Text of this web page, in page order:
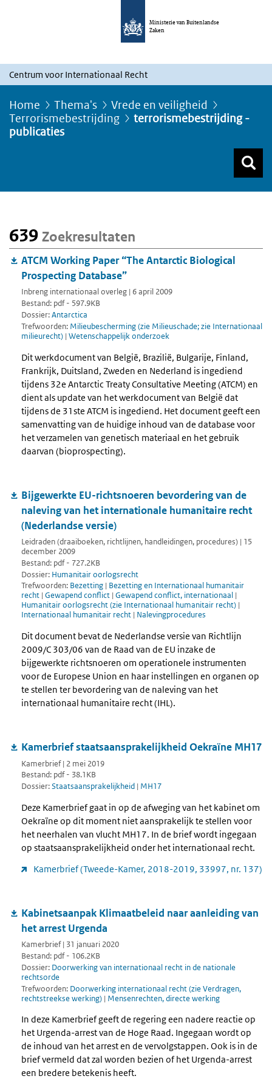
Ministerie van Buitenlandse
Zaken
Centrum voor Internationaal Recht
Home Thema's
Vrede en veiligheid
Terrorismebestrijding
terrorismebestrijding -
publicaties
639 Zoekresultaten
ATCM Working Paper “The Antarctic Biological
Prospecting Database”
Inbreng internationaal overleg | 6 april 2009
Bestand: pdf - 597.9KB
Dossier:Antarctica
Trefwoorden: Milieubescherming (zie Milieuschade; zie Internationaal
milieurecht) | Wetenschappelijk onderzoek
Dit werkdocument van België, Brazilië, Bulgarije, Finland,
Frankrijk, Duitsland, Zweden en Nederland is ingediend
tijdens 32e Antarctic Treaty Consultative Meeting (ATCM) en
dient als update van het werkdocument van België dat
tijdens de 31ste ATCM is ingediend. Het document geeft een
samenvatting van de huidige inhoud van de database voor
het verzamelen van genetisch materiaal en het gebruik
daarvan (bioprospecting).
Bijgewerkte EU-richtsnoeren bevordering van de
naleving van het internationale humanitaire recht
(Nederlandse versie)
Leidraden (draaiboeken, richtlijnen, handleidingen, procedures) | 15
december 2009
Bestand: pdf - 727.2KB
Dossier: Humanitair oorlogsrecht
Trefwoorden: Bezetting | Bezetting en Internationaal humanitair
recht | Gewapend conflict | Gewapend conflict, internationaal |
Humanitair oorlogsrecht (zie Internationaal humanitair recht) |
Internationaal humanitair recht | Nalevingprocedures
Dit document bevat de Nederlandse versie van Richtlijn
2009/C 303/06 van de Raad van de EU inzake de
bijgewerkte richtsnoeren om operationele instrumenten
voor de Europese Union en haar instellingen en organen op
te stellen ter bevordering van de naleving van het
internationaal humanitaire recht (IHL).
Kamerbrief staatsaansprakelijkheid Oekraïne MH17
Kamerbrief | 2 mei 2019
Bestand: pdf - 38.1KB
Dossier:Staatsaansprakelijkheid | MH17
Deze Kamerbrief gaat in op de afweging van het kabinet om
Oekraïne op dit moment niet aansprakelijk te stellen voor
het neerhalen van vlucht MH17. In de brief wordt ingegaan
op staatsaansprakelijkheid onder het internationaal recht.
Kamerbrief (Tweede-Kamer, 2018-2019, 33997, nr. 137)
Kabinetsaanpak Klimaatbeleid naar aanleiding van
het arrest Urgenda
Kamerbrief | 31 januari 2020
Bestand: pdf - 106.2KB
Dossier: Doorwerking van internationaal recht in de nationale
rechtsorde
Trefwoorden: Doorwerking internationaal recht (zie Verdragen,
rechtstreekse werking) | Mensenrechten, directe werking
In deze Kamerbrief geeft de regering een nadere reactie op
het Urgenda-arrest van de Hoge Raad. Ingegaan wordt op
de inhoud van het arrest en de vervolgstappen. Ook is in de
brief vermeld dat zal worden bezien of het Urgenda-arrest
een bredere betekenis heeft.